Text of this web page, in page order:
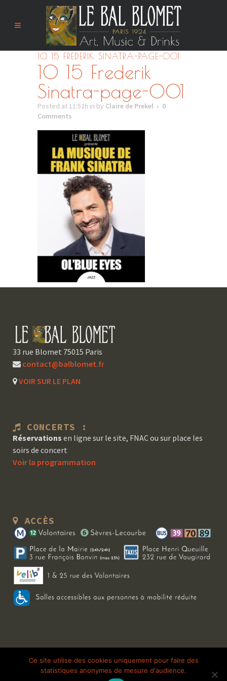
10 15 FREDERIK SINATRA-PAGE-001
10 15 Frederik
Sinatra-page-001
Posted at 11:52h in by Claire de Prekel
0
Comments
33 rue Blomet 75015 Paris
contact@balblomet.fr
VOIR SUR LE PLAN
CONCERTS :
Réservations en ligne sur le site, FNAC ou sur place les
soirs de concert
Voir la programmation
ACCÈS
Copyright 2026 Le Bal Blomet | Tous droits réservés | Mentions légales
Galerie photo
Ce site utilise des cookies uniquement pour faire des
statistiques anonymes de mesure d'audience.